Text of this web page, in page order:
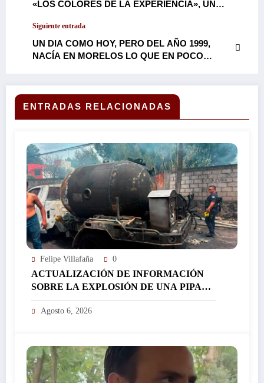
«LOS COLORES DE LA EXPERIENCIA», UN
HISTORIAS DE VIDA DE PERSONAS ADULTAS
MAYORES…
Siguiente entrada
UN DIA COMO HOY, PERO DEL AÑO 1999,
NACÍA EN MORELOS LO QUE EN POCO
PERO JAMÁS IGUALADA, VIDA POLÍTICA.
ENTRADAS RELACIONADAS
Felipe Villafaña 0
ACTUALIZACIÓN DE INFORMACIÓN
SOBRE LA EXPLOSIÓN DE UNA PIPA
DE GAS LP EN COLONIA LAS
GRANJAS EN LA CAPITAL
Agosto 6, 2026